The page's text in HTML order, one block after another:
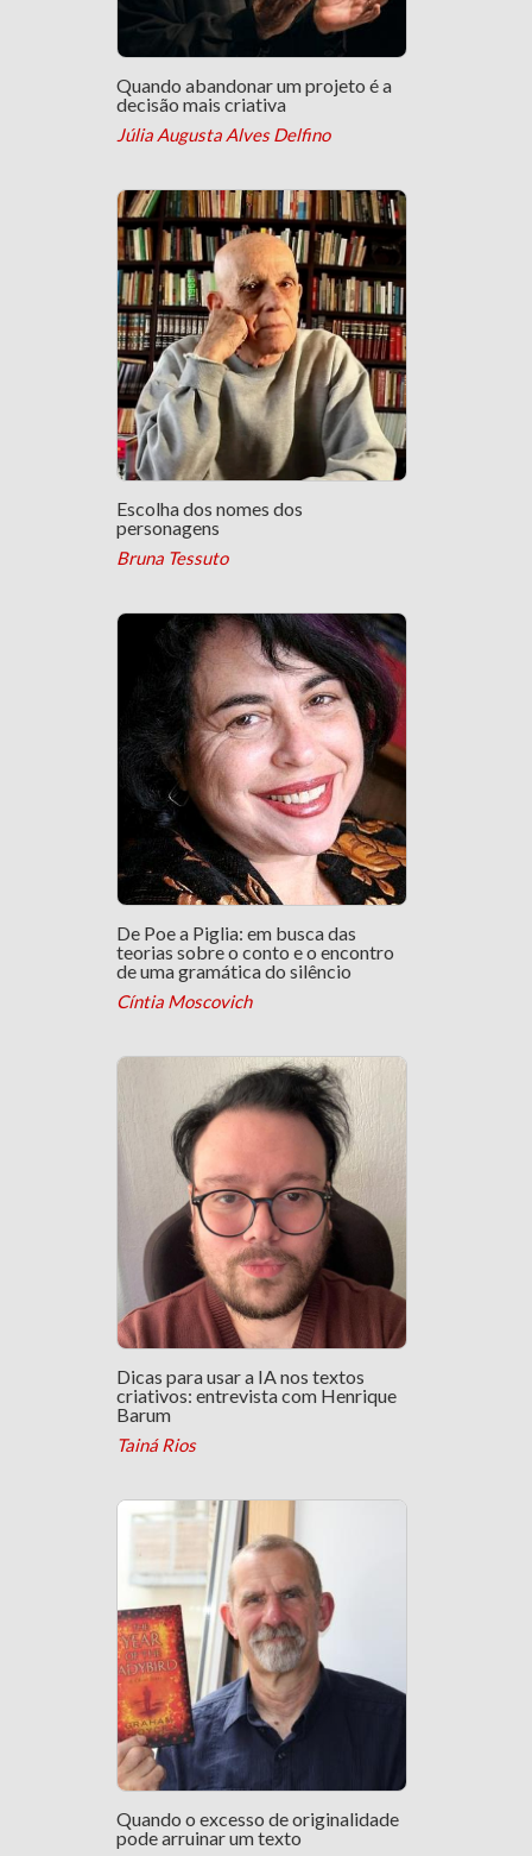
Quando abandonar um projeto é a
decisão mais criativa
Júlia Augusta Alves Delfino
Escolha dos nomes dos
personagens
Bruna Tessuto
De Poe a Piglia: em busca das
teorias sobre o conto e o encontro
de uma gramática do silêncio
Cíntia Moscovich
Dicas para usar a IA nos textos
criativos: entrevista com Henrique
Barum
Tainá Rios
Quando o excesso de originalidade
pode arruinar um texto